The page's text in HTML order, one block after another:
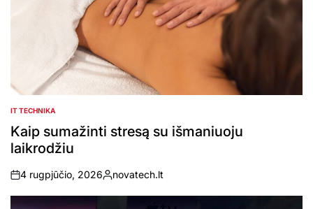
POSTED
IN
IT TECHNIKA
Kaip sumažinti stresą su išmaniuoju
laikrodžiu
on
4 rugpjūčio, 2026
Posted
by
novatech.lt